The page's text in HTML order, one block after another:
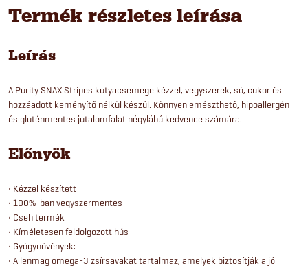
Termék részletes leírása
Leírás
A Purity SNAX Stripes kutyacsemege kézzel, vegyszerek, só, cukor és
hozzáadott keményítő nélkül készül. Könnyen emészthető, hipoallergén
és gluténmentes jutalomfalat négylábú kedvence számára.
Előnyök
• Kézzel készített
• 100%-ban vegyszermentes
• Cseh termék
• Kíméletesen feldolgozott hús
• Gyógynövények:
• A lenmag omega-3 zsírsavakat tartalmaz, amelyek biztosítják a jó